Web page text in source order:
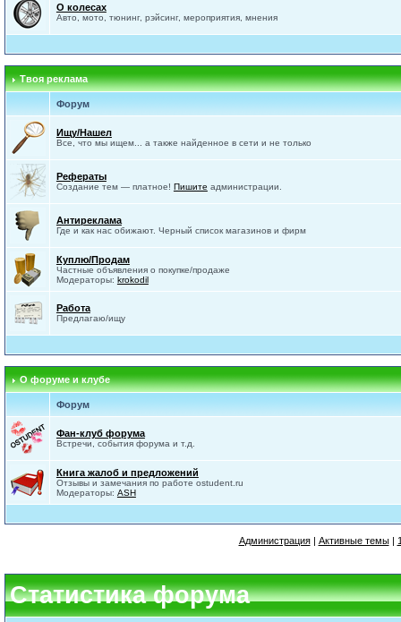
О колесах
Авто, мото, тюнинг, рэйсинг, мероприятия, мнения
Твоя реклама
Форум
Ищу/Нашел
Все, что мы ищем... а также найденное в сети и не только
Рефераты
Создание тем — платное! Пишите администрации.
Антиреклама
Где и как нас обижают. Черный список магазинов и фирм
Куплю/Продам
Частные объявления о покупке/продаже
Модераторы: krokodil
Работа
Предлагаю/ищу
О форуме и клубе
Форум
Фан-клуб форума
Встречи, события форума и т.д.
Книга жалоб и предложений
Отзывы и замечания по работе ostudent.ru
Модераторы: ASH
Администрация| Активные темы|
Статистика форума